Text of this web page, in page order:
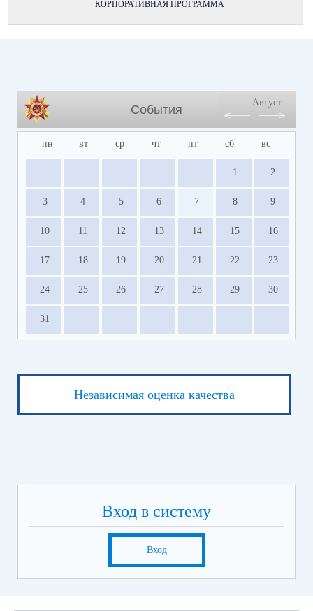
КОРПОРАТИВНАЯ ПРОГРАММА
События
Август
пн вт ср чт пт сб вс
1 2
3 4 5 6 7 8 9
10 11 12 13 14 15 16
17 18 19 20 21 22 23
24 25 26 27 28 29 30
31
Независимая оценка качества
Вход в систему
Вход